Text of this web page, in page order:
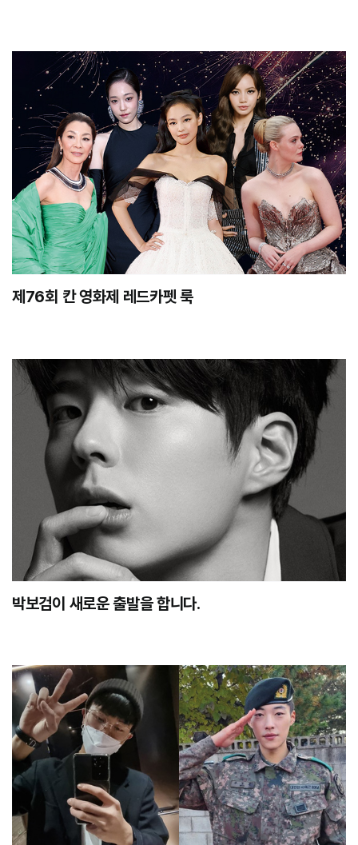
제76회 칸 영화제 레드카펫 룩
박보검이 새로운 출발을 합니다.